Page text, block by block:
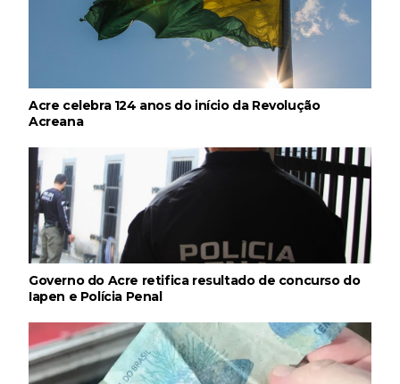
Acre celebra 124 anos do início da Revolução
Acreana
Governo do Acre retifica resultado de concurso do
Iapen e Polícia Penal